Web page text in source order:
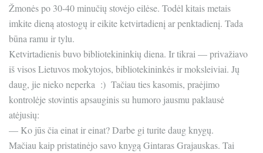
Žmonės po 30-40 minučių stovėjo eilėse. Todėl kitais metais
imkite dieną atostogų ir eikite ketvirtadienį ar penktadienį. Tada
būna ramu ir tylu.
Ketvirtadienis buvo bibliotekininkių diena. Ir tikrai — privažiavo
iš visos Lietuvos mokytojos, bibliotekininkės ir moksleiviai. Jų
daug, jie nieko neperka :) Tačiau ties kasomis, praėjimo
kontrolėje stovintis apsauginis su humoro jausmu paklausė
atėjusių:
— Ko jūs čia einat ir einat? Darbe gi turite daug knygų.
Mačiau kaip pristatinėjo savo knygą Gintaras Grajauskas. Tai